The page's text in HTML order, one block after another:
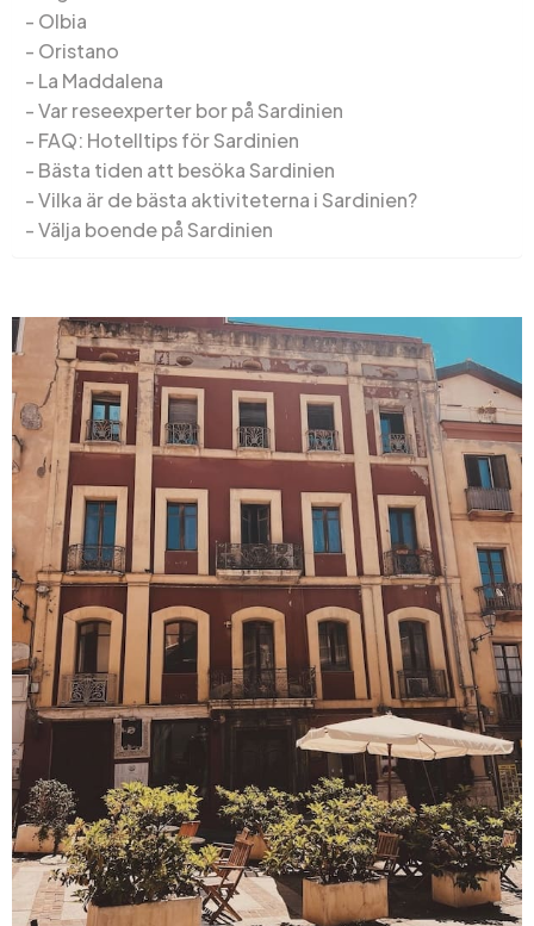
Olbia
Oristano
La Maddalena
Var reseexperter bor på Sardinien
FAQ: Hotelltips för Sardinien
Bästa tiden att besöka Sardinien
Vilka är de bästa aktiviteterna i Sardinien?
Välja boende på Sardinien